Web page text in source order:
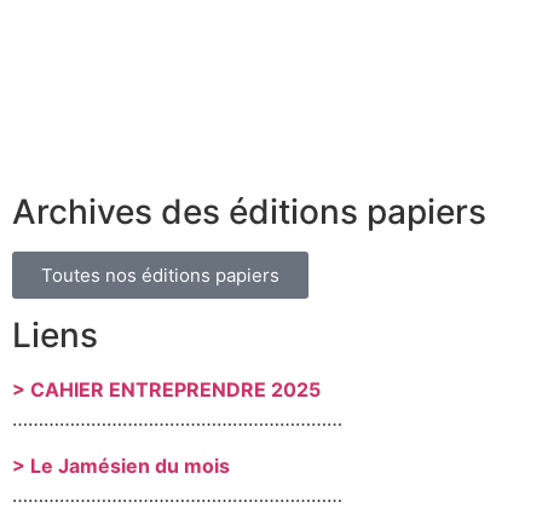
Archives des éditions papiers
Toutes nos éditions papiers
Liens
> CAHIER ENTREPRENDRE 2025
………………………………………………………
> Le Jamésien du mois
………………………………………………………